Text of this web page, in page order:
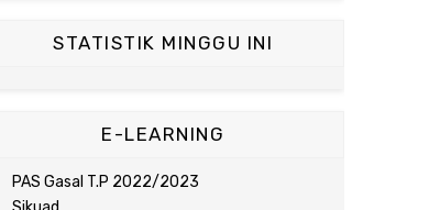
STATISTIK MINGGU INI
E-LEARNING
PAS Gasal T.P 2022/2023